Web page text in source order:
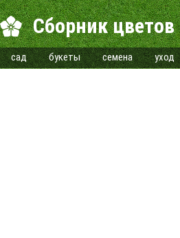
Сборник цветов
сад букеты семена уход